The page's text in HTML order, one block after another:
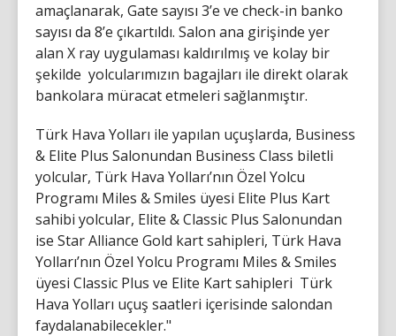
amaçlanarak, Gate sayısı 3’e ve check-in banko
sayısı da 8’e çıkartıldı. Salon ana girişinde yer
alan X ray uygulaması kaldırılmış ve kolay bir
şekilde yolcularımızın bagajları ile direkt olarak
bankolara müracat etmeleri sağlanmıştır.
Türk Hava Yolları ile yapılan uçuşlarda, Business
& Elite Plus Salonundan Business Class biletli
yolcular, Türk Hava Yolları’nın Özel Yolcu
Programı Miles & Smiles üyesi Elite Plus Kart
sahibi yolcular, Elite & Classic Plus Salonundan
ise Star Alliance Gold kart sahipleri, Türk Hava
Yolları’nın Özel Yolcu Programı Miles & Smiles
üyesi Classic Plus ve Elite Kart sahipleri Türk
Hava Yolları uçuş saatleri içerisinde salondan
faydalanabilecekler."